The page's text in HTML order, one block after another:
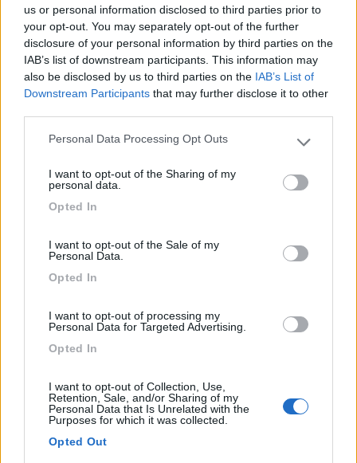
us or personal information disclosed to third parties prior to
your opt-out. You may separately opt-out of the further
disclosure of your personal information by third parties on the
IAB’s list of downstream participants. This information may
also be disclosed by us to third parties on the IAB’s List of
Downstream Participants that may further disclose it to other
Please note that this website/app uses one or more Google
not limited to your visit or usage behaviour. You may click to
grant or deny consent to Google and its third-party tags to
use your data for below specified purposes in below Google
Personal Data Processing Opt Outs
I want to opt-out of the Sharing of my
personal data.
Opted In
I want to opt-out of the Sale of my
Personal Data.
Opted In
I want to opt-out of processing my
Personal Data for Targeted Advertising.
Opted In
I want to opt-out of Collection, Use,
Retention, Sale, and/or Sharing of my
Personal Data that Is Unrelated with the
Purposes for which it was collected.
Opted Out
Camping Grumï¿½l
7,7 3
Servizi / Posizione
A 2 km dalle spiagge di Torbole sul Lago di Garda,
piccol...
Nago-Torbole (TN) - 26.5km
Via Strada Rivana, 46
Area di sosta (AA)